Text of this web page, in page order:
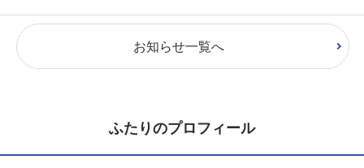
お知らせ一覧へ
ふたりのプロフィール